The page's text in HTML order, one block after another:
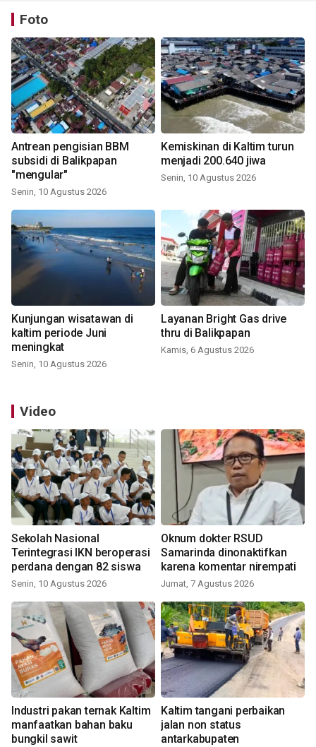
Foto
Antrean pengisian BBM
subsidi di Balikpapan
"mengular"
Senin, 10 Agustus 2026
Kemiskinan di Kaltim turun
menjadi 200.640 jiwa
Senin, 10 Agustus 2026
Kunjungan wisatawan di
kaltim periode Juni
meningkat
Senin, 10 Agustus 2026
Layanan Bright Gas drive
thru di Balikpapan
Kamis, 6 Agustus 2026
Video
Sekolah Nasional
Terintegrasi IKN beroperasi
perdana dengan 82 siswa
Senin, 10 Agustus 2026
Oknum dokter RSUD
Samarinda dinonaktifkan
karena komentar nirempati
Jumat, 7 Agustus 2026
Industri pakan ternak Kaltim
manfaatkan bahan baku
bungkil sawit
Kaltim tangani perbaikan
jalan non status
antarkabupaten